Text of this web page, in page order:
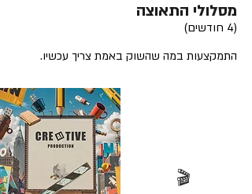
מסלולי התאוצה
(4 חודשים)
התמקצעות במה שהשוק באמת צריך עכשיו.
🎬